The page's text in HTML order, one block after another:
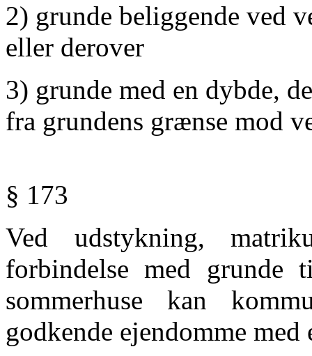
2) grunde beliggende ved
eller derover
3) grunde med en dybde,
fra grundens grænse mod
§ 173
Ved udstykning,
forbindelse med grunde
sommerhuse kan
godkende ejendomme